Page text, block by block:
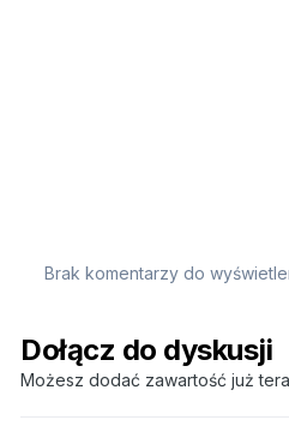
Brak komentarzy do
Dołącz do dyskusji
Możesz dodać zawartość już